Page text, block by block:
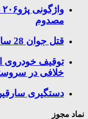
مصدوم
قتل جوان 28 ساله توسط قاتل 15 ساله در کازرون
خلافی در
دستگیری
نماد مجوز